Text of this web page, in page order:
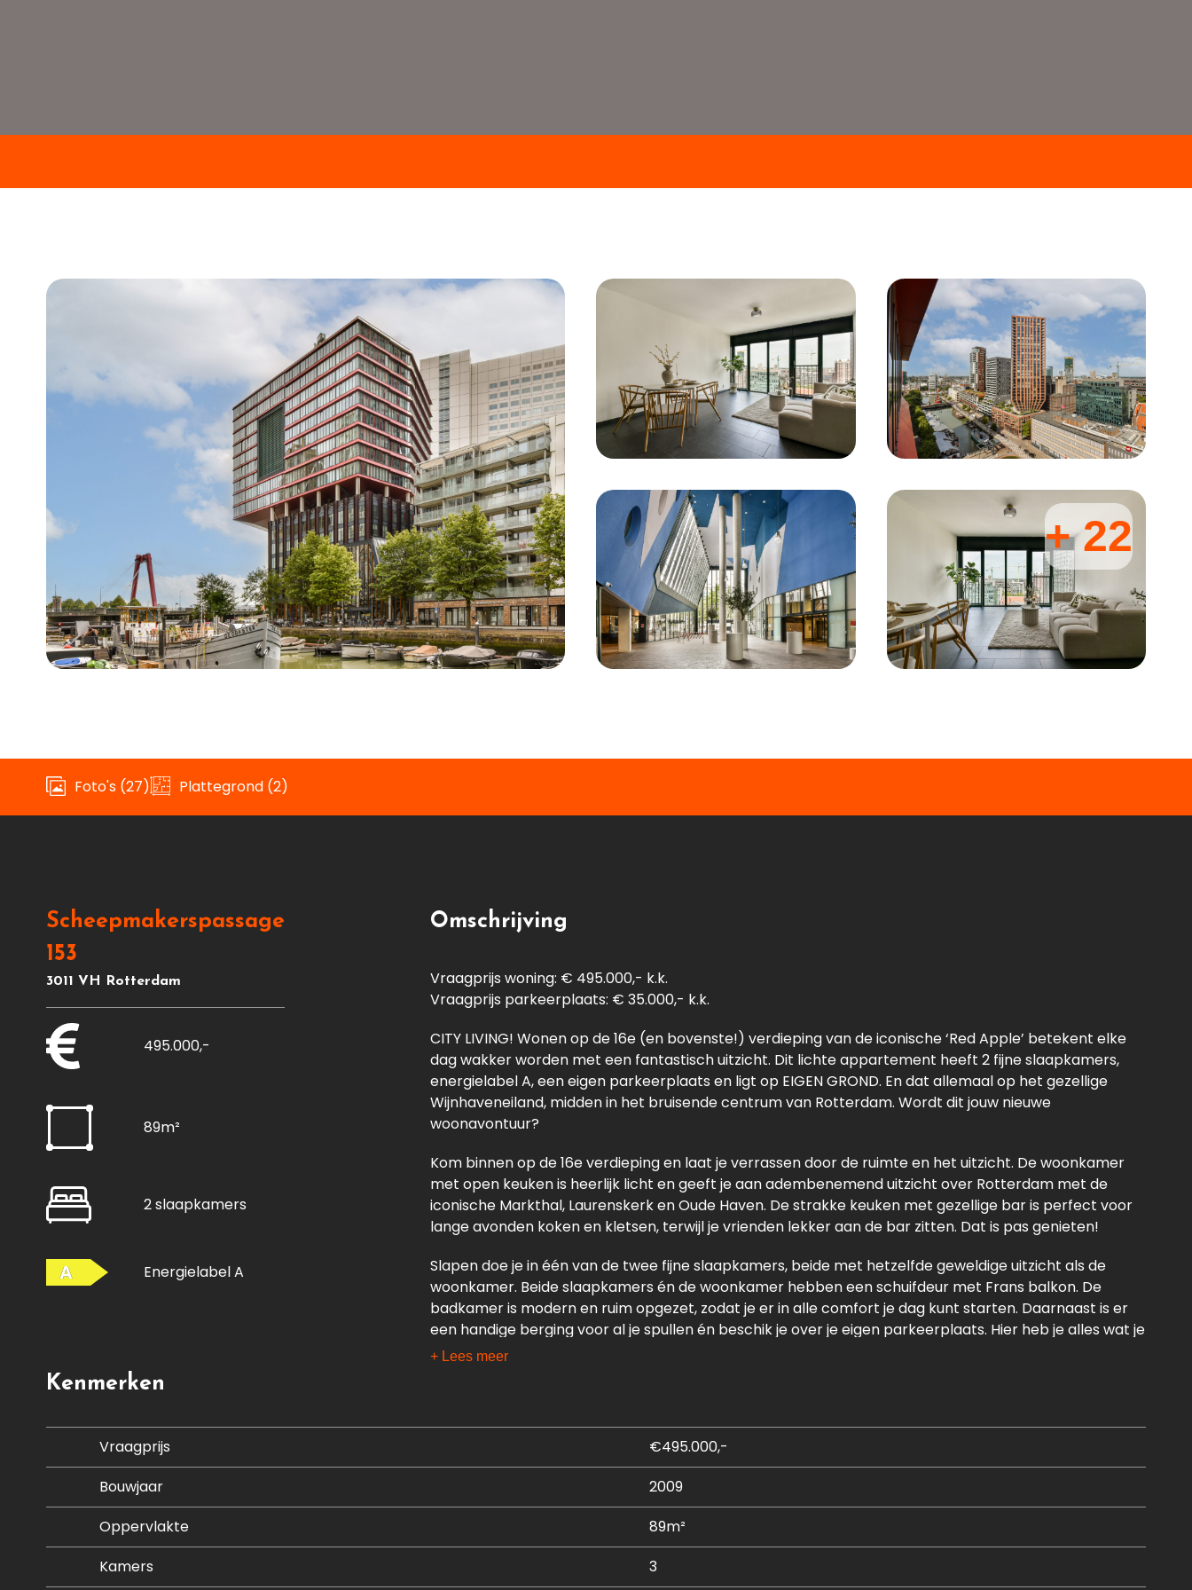
Foto's (27) Plattegrond (2)
Scheepmakerspassage
153
3011 VH Rotterdam
495.000,-
89m²
2 slaapkamers
A Energielabel A
Omschrijving
Vraagprijs woning: € 495.000,- k.k.
Vraagprijs parkeerplaats: € 35.000,- k.k.
CITY LIVING! Wonen op de 16e (en bovenste!) verdieping van de iconische ‘Red Apple’ betekent elke
dag wakker worden met een fantastisch uitzicht. Dit lichte appartement heeft 2 fijne slaapkamers,
energielabel A, een eigen parkeerplaats en ligt op EIGEN GROND. En dat allemaal op het gezellige
Wijnhaveneiland, midden in het bruisende centrum van Rotterdam. Wordt dit jouw nieuwe
woonavontuur?
Kom binnen op de 16e verdieping en laat je verrassen door de ruimte en het uitzicht. De woonkamer
met open keuken is heerlijk licht en geeft je aan adembenemend uitzicht over Rotterdam met de
iconische Markthal, Laurenskerk en Oude Haven. De strakke keuken met gezellige bar is perfect voor
lange avonden koken en kletsen, terwijl je vrienden lekker aan de bar zitten. Dat is pas genieten!
Slapen doe je in één van de twee fijne slaapkamers, beide met hetzelfde geweldige uitzicht als de
woonkamer. Beide slaapkamers én de woonkamer hebben een schuifdeur met Frans balkon. De
badkamer is modern en ruim opgezet, zodat je er in alle comfort je dag kunt starten. Daarnaast is er
een handige berging voor al je spullen én beschik je over je eigen parkeerplaats. Hier heb je alles wat je
nodig hebt, op een toplocatie!
Woonkamer met woonkeuken: ± 37 m²
Woonkeuken, voorzien van diverse inbouwapparatuur t.w. 4-pits inductiekookplaat, afzuigkap,
vaatwasser, combimagnetron, koelkast met vriesvak en Quooker
+ Lees meer
Kenmerken
Vraagprijs
€495.000,-
Bouwjaar
2009
Oppervlakte
89m²
Kamers
3